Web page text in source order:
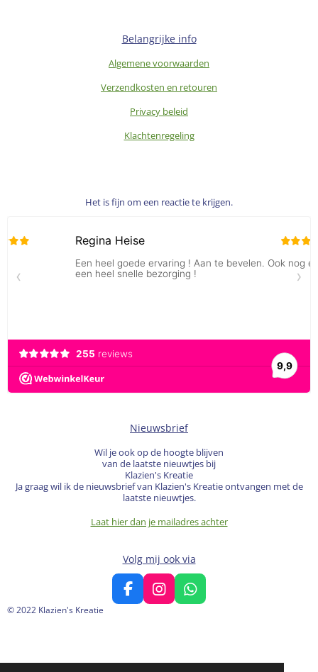
Belangrijke info
Algemene voorwaarden
Verzendkosten en retouren
Privacy beleid
Klachtenregeling
Het is fijn om een reactie te krijgen.
Nieuwsbrief
Wil je ook op de hoogte blijven
van de laatste nieuwtjes bij
Klazien's Kreatie
Ja graag wil ik de nieuwsbrief van Klazien's Kreatie ontvangen met de
laatste nieuwtjes.
Laat hier dan je mailadres achter
Volg mij ook via
F
a
o
I
n
g
W
h
A
© 2022 Klazien's Kreatie